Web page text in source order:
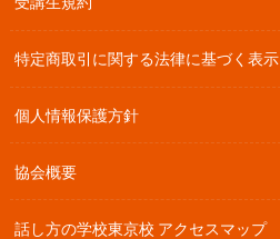
特定商取引に関する法律に基づく表示
個人情報保護方針
協会概要
話し方の学校東京校 アクセスマップ